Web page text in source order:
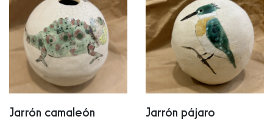
Jarrón camaleón Jarrón pájaro